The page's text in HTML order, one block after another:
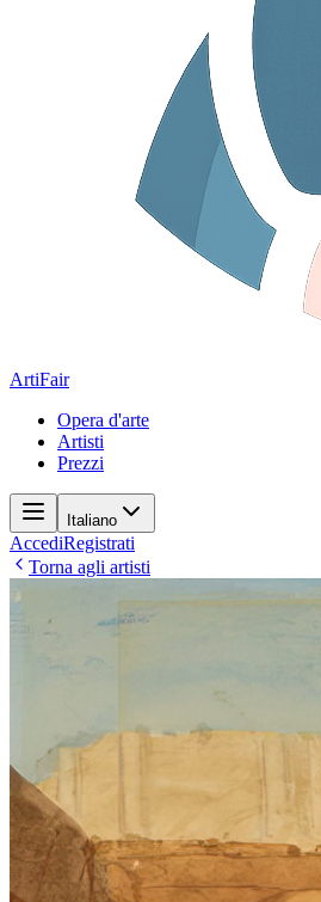
ArtiFair
Opera d'arte
Artisti
Prezzi
Italiano
AccediRegistrati
Torna agli artisti